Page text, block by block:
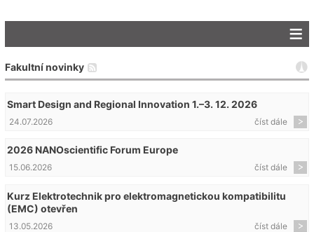
Fakultní novinky
Smart Design and Regional Innovation 1.–3. 12. 2026
číst dále
24.07.2026
2026 NANOscientific Forum Europe
číst dále
15.06.2026
Kurz Elektrotechnik pro elektromagnetickou kompatibilitu
(EMC) otevřen
číst dále
13.05.2026